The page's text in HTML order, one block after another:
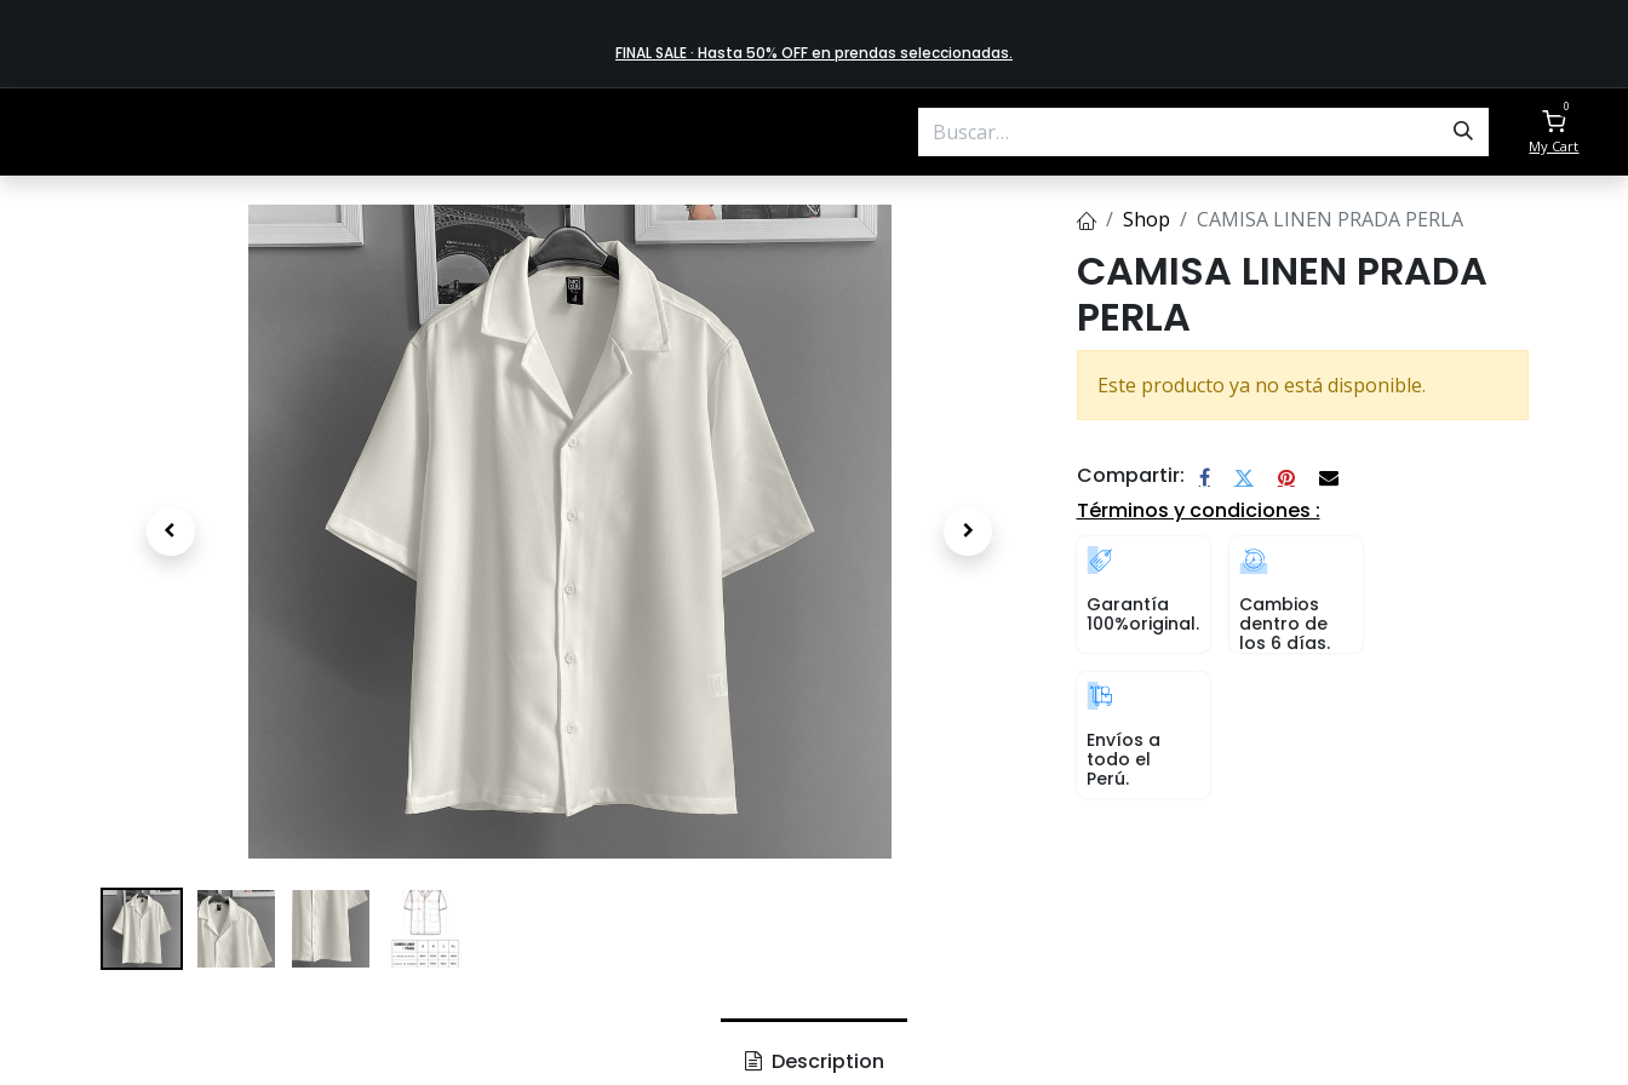
FINAL SALE · Hasta 50% OFF en prendas​ selecciona​das.
0
My Cart
Shop CAMISA LINEN PRADA PERLA
CAMISA LINEN PRADA
PERLA
Este producto ya no está disponible.
Compartir:
Términos y condiciones :
Garantía
100%original.
Cambios
dentro de
los 6 días.
Envíos a
todo el
Perú.
Description